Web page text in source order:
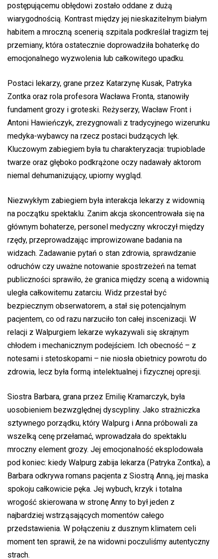
postępującemu obłędowi zostało oddane z dużą
wiarygodnością. Kontrast między jej nieskazitelnym białym
habitem a mroczną scenerią szpitala podkreślał tragizm tej
przemiany, która ostatecznie doprowadziła bohaterkę do
emocjonalnego wyzwolenia lub całkowitego upadku.
Postaci lekarzy, grane przez Katarzynę Kusak, Patryka
Zontka oraz rola profesora Wacława Fronta, stanowiły
fundament grozy i groteski. Reżyserzy, Wacław Front i
Antoni Hawieńczyk, zrezygnowali z tradycyjnego wizerunku
medyka-wybawcy na rzecz postaci budzących lęk.
Kluczowym zabiegiem była tu charakteryzacja: trupioblade
twarze oraz głęboko podkrążone oczy nadawały aktorom
niemal dehumanizujący, upiorny wygląd.
Niezwykłym zabiegiem była interakcja lekarzy z widownią
na początku spektaklu. Zanim akcja skoncentrowała się na
głównym bohaterze, personel medyczny wkroczył między
rzędy, przeprowadzając improwizowane badania na
widzach. Zadawanie pytań o stan zdrowia, sprawdzanie
odruchów czy uważne notowanie spostrzeżeń na temat
publiczności sprawiło, że granica między sceną a widownią
uległa całkowitemu zatarciu. Widz przestał być
bezpiecznym obserwatorem, a stał się potencjalnym
pacjentem, co od razu narzuciło ton całej inscenizacji. W
relacji z Walpurgiem lekarze wykazywali się skrajnym
chłodem i mechanicznym podejściem. Ich obecność – z
notesami i stetoskopami – nie niosła obietnicy powrotu do
zdrowia, lecz była formą intelektualnej i fizycznej opresji.
Siostra Barbara, grana przez Emilię Kramarczyk, była
uosobieniem bezwzględnej dyscypliny. Jako strażniczka
sztywnego porządku, który Walpurg i Anna próbowali za
wszelką cenę przełamać, wprowadzała do spektaklu
mroczny element grozy. Jej emocjonalność eksplodowała
pod koniec: kiedy Walpurg zabija lekarza (Patryka Zontka), a
Barbara odkrywa romans pacjenta z Siostrą Anną, jej maska
spokoju całkowicie pęka. Jej wybuch, krzyk i totalna
wrogość skierowana w stronę Anny to był jeden z
najbardziej wstrząsających momentów całego
przedstawienia. W połączeniu z dusznym klimatem celi
moment ten sprawił, że na widowni poczuliśmy autentyczny
strach.